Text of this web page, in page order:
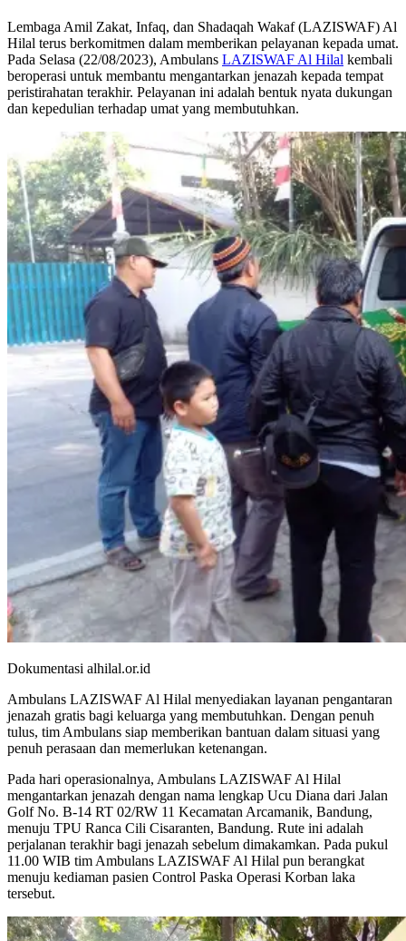
Lembaga Amil Zakat, Infaq, dan Shadaqah Wakaf (LAZISWAF) Al
Hilal terus berkomitmen dalam memberikan pelayanan kepada umat.
Pada Selasa (22/08/2023), Ambulans LAZISWAF Al Hilal kembali
beroperasi untuk membantu mengantarkan jenazah kepada tempat
peristirahatan terakhir. Pelayanan ini adalah bentuk nyata dukungan
dan kepedulian terhadap umat yang membutuhkan.
Dokumentasi alhilal.or.id
Ambulans LAZISWAF Al Hilal menyediakan layanan pengantaran
jenazah gratis bagi keluarga yang membutuhkan. Dengan penuh
tulus, tim Ambulans siap memberikan bantuan dalam situasi yang
penuh perasaan dan memerlukan ketenangan.
Pada hari operasionalnya, Ambulans LAZISWAF Al Hilal
mengantarkan jenazah dengan nama lengkap Ucu Diana dari Jalan
Golf No. B-14 RT 02/RW 11 Kecamatan Arcamanik, Bandung,
menuju TPU Ranca Cili Cisaranten, Bandung. Rute ini adalah
perjalanan terakhir bagi jenazah sebelum dimakamkan. Pada pukul
11.00 WIB tim Ambulans LAZISWAF Al Hilal pun berangkat
menuju kediaman pasien Control Paska Operasi Korban laka
tersebut.